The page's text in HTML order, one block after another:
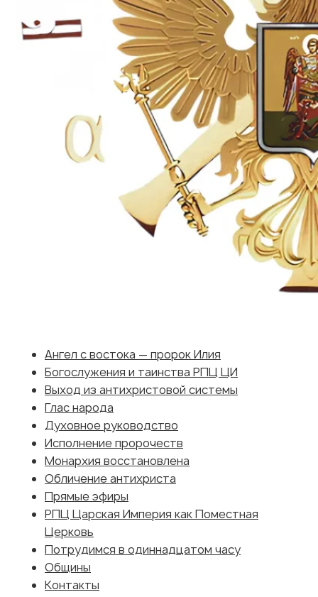
Ангел с востока — пророк Илия
Богослужения и таинства РПЦ ЦИ
Выход из антихристовой системы
Глас народа
Духовное руководство
Исполнение пророчеств
Монархия восстановлена
Обличение антихриста
Прямые эфиры
РПЦ Царская Империя как Поместная
Церковь
Потрудимся в одиннадцатом часу
Общины
Контакты